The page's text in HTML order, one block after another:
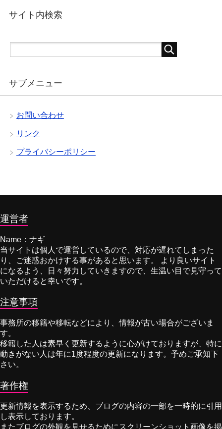
サイト内検索
サブメニュー
お問い合わせ
リンク
プライバシーポリシー
運営者
Name：ナギ
当サイトは個人で運営しているので、対応が遅れてしまった
り、ご迷惑おかけする事があると思います。 より良いサイト
になるよう、日々努力していきますので、生温い目で見守って
いただけると幸いです。
注意事項
事務所の移籍や移転などにより、情報が古い場合がございま
す。
移籍した人は素早く更新するように心がけておりますが、特に
動きがない人は年に1度程度の更新になります。予めご承知下
さい。
著作権
更新情報を表示するため、ブログの内容の一部を一時的に引用
し表示しております。
またブログの外観を見せるためにスクリーンショット画像を掲